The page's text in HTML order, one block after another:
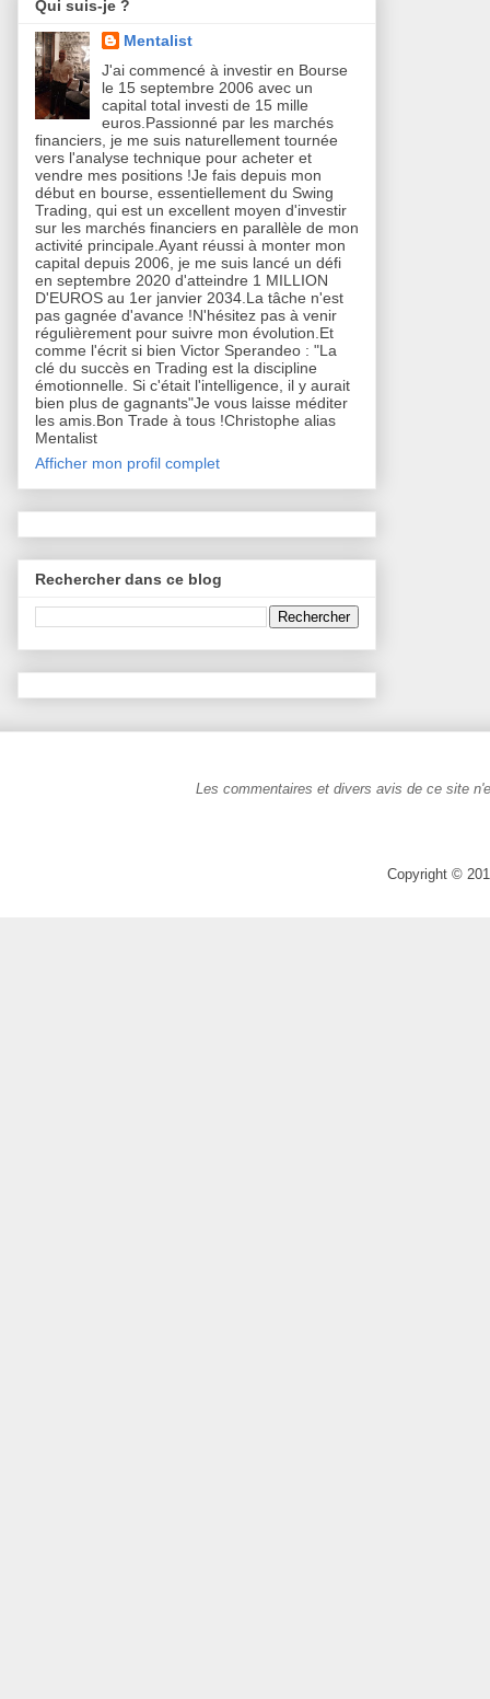
Qui suis-je ?
Mentalist
J'ai commencé à investir en Bourse
le 15 septembre 2006 avec un
capital total investi de 15 mille
euros.Passionné par les marchés
financiers, je me suis naturellement tournée
vers l'analyse technique pour acheter et
vendre mes positions !Je fais depuis mon
début en bourse, essentiellement du Swing
Trading, qui est un excellent moyen d'investir
sur les marchés financiers en parallèle de mon
activité principale.Ayant réussi à monter mon
capital depuis 2006, je me suis lancé un défi
en septembre 2020 d'atteindre 1 MILLION
D'EUROS au 1er janvier 2034.La tâche n'est
pas gagnée d'avance !N'hésitez pas à venir
régulièrement pour suivre mon évolution.Et
comme l'écrit si bien Victor Sperandeo : "La
clé du succès en Trading est la discipline
émotionnelle. Si c'était l'intelligence, il y aurait
bien plus de gagnants"Je vous laisse méditer
les amis.Bon Trade à tous !Christophe alias
Mentalist
Afficher mon profil complet
Rechercher dans ce blog
Les commentaires et divers avis de ce site
Copyright ©